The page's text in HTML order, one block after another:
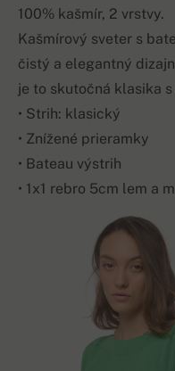
100% kašmír, 2 vrstvy.
Kašmírový sveter s
čistý a elegantný
je to skutočná klasika
• Strih: klasický
• Znížené prieramky
• Bateau výstrih
• 1x1 rebro 5cm lem a